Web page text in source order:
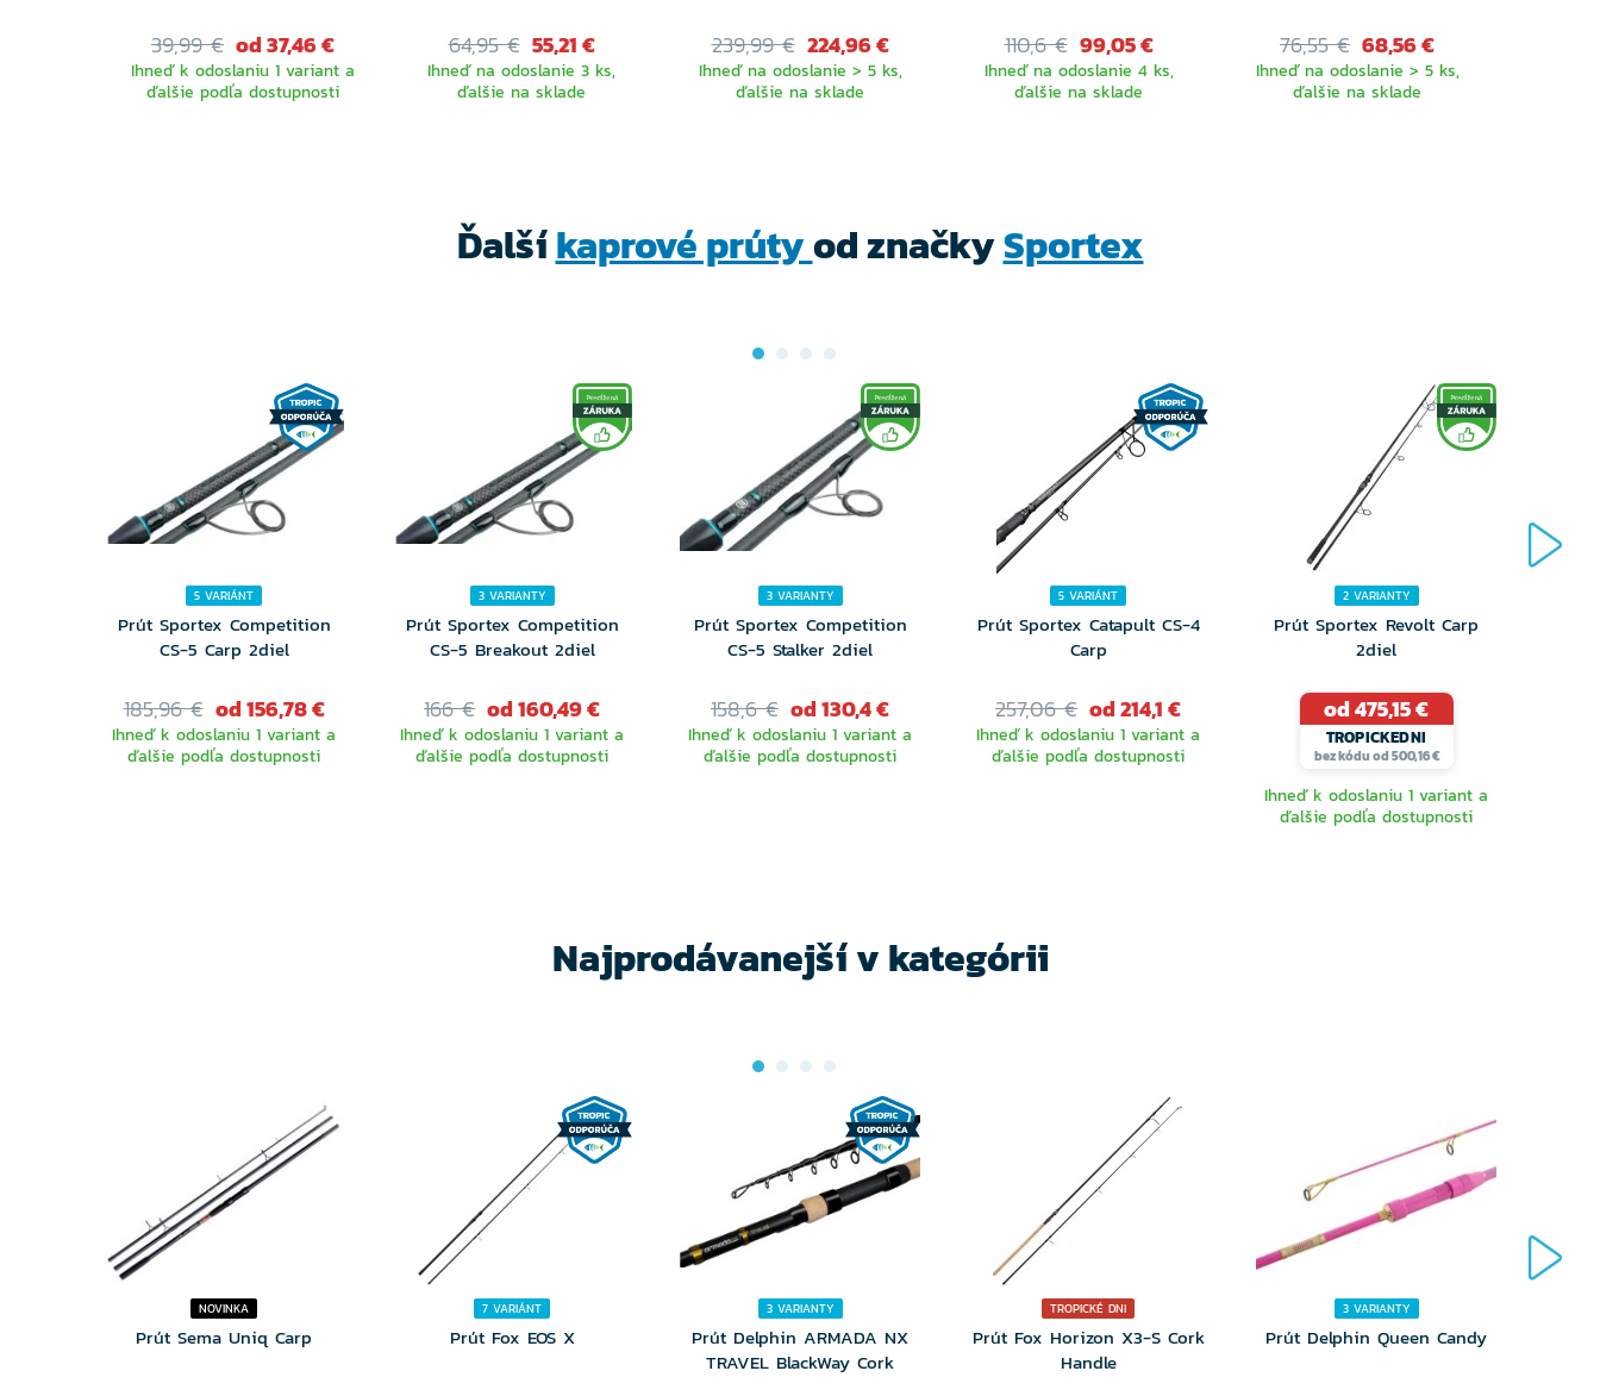
39,99 € od 37,46 €
Ihneď k odoslaniu 1 variant a
ďalšie podľa dostupnosti
64,95 € 55,21 €
Ihneď na odoslanie 3 ks,
ďalšie na sklade
239,99 € 224,96 €
Ihneď na odoslanie > 5 ks,
ďalšie na sklade
110,6 € 99,05 €
Ihneď na odoslanie 4 ks,
ďalšie na sklade
76,55 € 68,56 €
Ihneď na odoslanie > 5 ks,
ďalšie na sklade
Ďalšíkaprové prútyod značkySportex
5 VARIÁNT
Prút Sportex Competition
CS-5 Carp 2diel
185,96 € od 156,78 €
Ihneď k odoslaniu 1 variant a
ďalšie podľa dostupnosti
3 VARIANTY
Prút Sportex Competition
CS-5 Breakout 2diel
166 € od 160,49 €
Ihneď k odoslaniu 1 variant a
ďalšie podľa dostupnosti
3 VARIANTY
Prút Sportex Competition
CS-5 Stalker 2diel
158,6 € od 130,4 €
Ihneď k odoslaniu 1 variant a
ďalšie podľa dostupnosti
5 VARIÁNT
Prút Sportex Catapult CS-4
Carp
257,06 € od 214,1 €
Ihneď k odoslaniu 1 variant a
ďalšie podľa dostupnosti
2 VARIANTY
Prút Sportex Revolt Carp
2diel
od 475,15 €
TROPICKEDNI
bez kódu od 500,16 €
Ihneď k odoslaniu 1 variant a
ďalšie podľa dostupnosti
Najprodávanejší v kategórii
NOVINKA
Prút Sema Uniq Carp
7 VARIÁNT
Prút Fox EOS X
3 VARIANTY
Prút Delphin ARMADA NX
TRAVEL BlackWay Cork
TROPICKÉ DNI
Prút Fox Horizon X3-S Cork
Handle
3 VARIANTY
Prút Delphin Queen Candy